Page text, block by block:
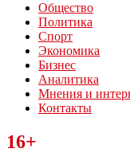
Общество
Политика
Спорт
Экономика
Бизнес
Аналитика
Мнения и
Контакты
Читайте последние
“ЗаНовомосковск”
16+